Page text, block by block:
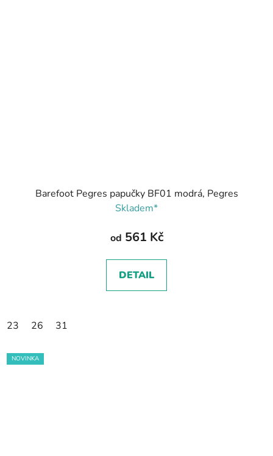
Barefoot Pegres papučky BF01 modrá, Pegres
Skladem*
od 561 Kč
DETAIL
23 26 31
NOVINKA